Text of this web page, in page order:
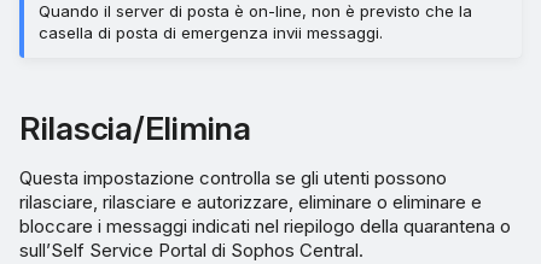
Quando il server di posta è on-line, non è previsto che la
casella di posta di emergenza invii messaggi.
Rilascia/Elimina
Questa impostazione controlla se gli utenti possono
rilasciare, rilasciare e autorizzare, eliminare o eliminare e
bloccare i messaggi indicati nel riepilogo della quarantena o
sull’Self Service Portal di Sophos Central.